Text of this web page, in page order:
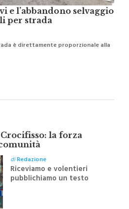
e l’abbandono selvaggio
per strada
è direttamente proporzionale alla
la forza
diRedazione
Riceviamo e volentieri
pubblichiamo un testo